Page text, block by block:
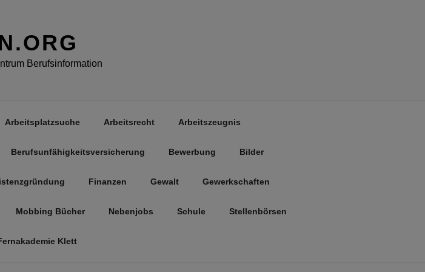
Berufsinformation
Arbeitsplatzsuche Arbeitsrecht Arbeitszeugnis
Berufsunfähigkeitsversicherung Bewerbung Bilder
Finanzen Gewalt Gewerkschaften
Mobbing Bücher Nebenjobs Schule Stellenbörsen
Klett